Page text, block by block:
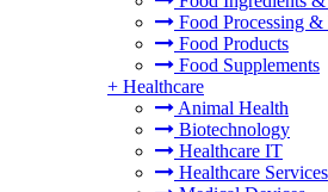
Food Processing &
Food Products
Food Supplements
+ Healthcare
Animal Health
Biotechnology
Healthcare IT
Healthcare Services